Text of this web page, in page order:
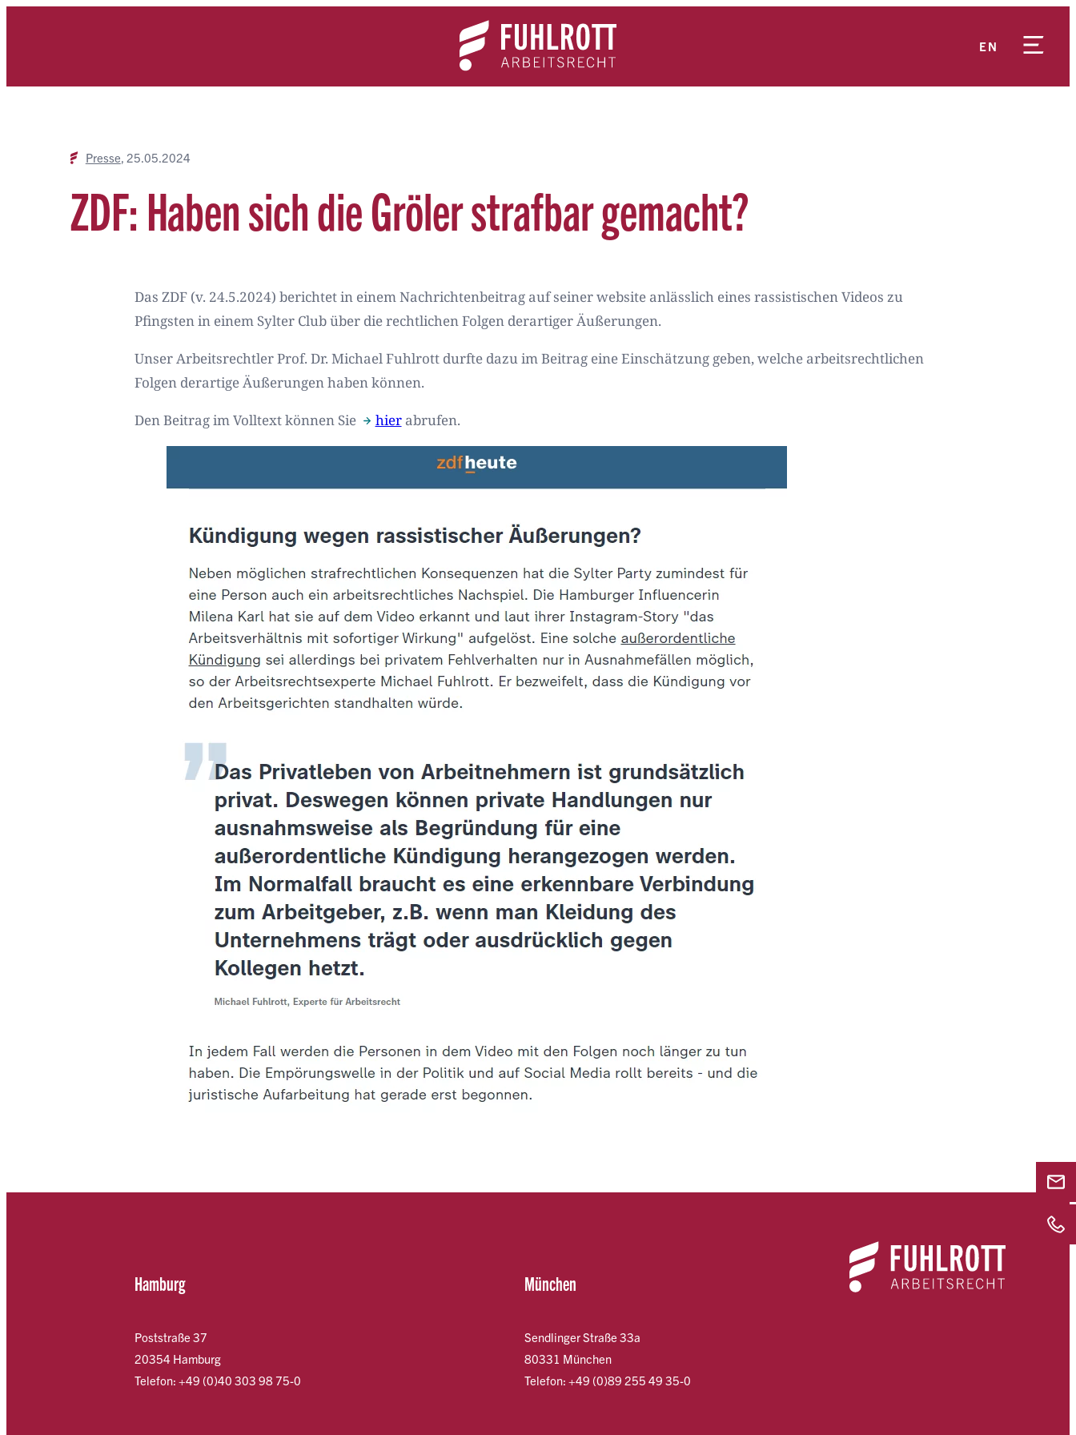
EN
Expertise News
Presse 25.05.2024
ZDF: Haben sich die Gröler strafbar gemacht?
Das ZDF (v. 24.5.2024) berichtet in einem Nachrichtenbeitrag auf seiner website anlässlich eines rassistischen Videos zu
Pfingsten in einem Sylter Club über die rechtlichen Folgen derartiger Äußerungen.
Unser Arbeitsrechtler Prof. Dr. Michael Fuhlrott durfte dazu im Beitrag eine Einschätzung geben, welche arbeitsrechtlichen
Folgen derartige Äußerungen haben können.
Den Beitrag im Volltext können Sie hierabrufen.
Hamburg
Poststraße 37
20354 Hamburg
Telefon: +49 (0)40 303 98 75-0
München
Sendlinger Straße 33a
80331 München
Telefon: +49 (0)89 255 49 35-0